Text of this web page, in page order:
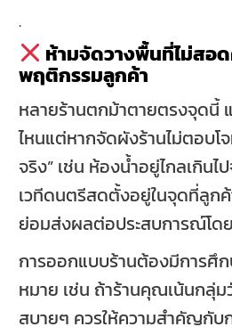
.
ห้ามจัดวางพื้นที่ไม่สอ
พฤติกรรมลูกค้า
หลายร้านตกม้าตายตรงจุดนี้
ไหนแต่หากจัดผังร้านไม่ตอบโ
จริง” เช่น ห้องน้ำอยู่ไกลเกิน
เวทีดนตรีสดตั้งอยู่ในจุดที่ลูก
ย่อมส่งผลต่อประสบการณ์โด
การออกแบบร้านต้องมีการศึ
หมาย เช่น ถ้าร้านคุณเน้นกลุ่
สบายๆ ควรให้ความสำคัญกับ